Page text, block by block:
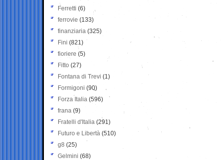
Ferretti (6)
ferrovie (133)
finanziaria (325)
Fini (821)
fioriere (5)
Fitto (27)
Fontana di Trevi (1)
Formigoni (90)
Forza Italia (596)
frana (9)
Fratelli d'Italia (291)
Futuro e Libertà (510)
g8 (25)
Gelmini (68)